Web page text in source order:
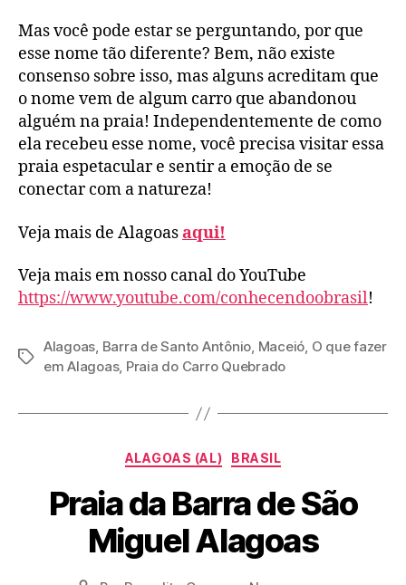
Mas você pode estar se perguntando, por que
esse nome tão diferente? Bem, não existe
consenso sobre isso, mas alguns acreditam que
o nome vem de algum carro que abandonou
alguém na praia! Independentemente de como
ela recebeu esse nome, você precisa visitar essa
praia espetacular e sentir a emoção de se
conectar com a natureza!
Veja mais de Alagoasaqui!
Veja mais em nosso canal do YouTube
https://www.youtube.com/conhecendoobrasil!
Tags
Alagoas, Barra de Santo Antônio, Maceió, O que fazer
em Alagoas, Praia do Carro Quebrado
Categorias
ALAGOAS (AL) BRASIL
Praia da Barra de São
Miguel Alagoas